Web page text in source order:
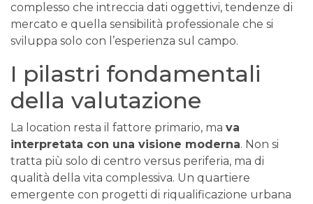
complesso che intreccia dati oggettivi, tendenze di
mercato e quella sensibilità professionale che si
sviluppa solo con l’esperienza sul campo.
I pilastri fondamentali
della valutazione
La location resta il fattore primario, ma va
interpretata con una visione moderna. Non si
tratta più solo di centro versus periferia, ma di
qualità della vita complessiva. Un quartiere
emergente con progetti di riqualificazione urbana